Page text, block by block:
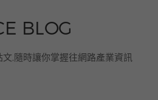
BLOG
,隨時讓你掌握往網路產業資訊